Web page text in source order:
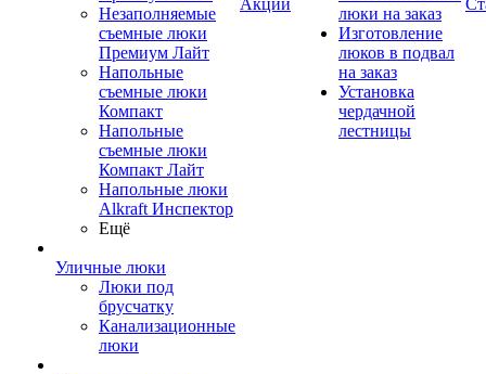
Незаполняемые
съемные люки
Премиум Лайт
Напольные
съемные люки
Компакт
Напольные
съемные люки
Компакт Лайт
Напольные люки
Alkraft Инспектор
Ещё
Уличные люки
Люки под
брусчатку
Канализационные
люки
Акции
люки на заказ
Изготовление
люков в подвал
на заказ
Установка
чердачной
лестницы